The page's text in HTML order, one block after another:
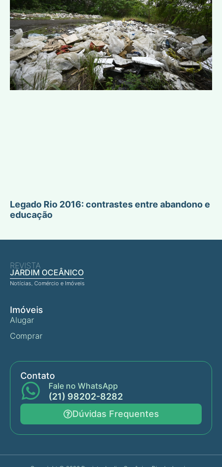
Legado Rio 2016: contrastes entre abandono e
educação
REVISTA
JARDIM OCEÂNICO
Notícias, Comércio e Imóveis
Imóveis
Alugar
Comprar
Contato
Fale no WhatsApp
(21) 98202-8282
Dúvidas Frequentes